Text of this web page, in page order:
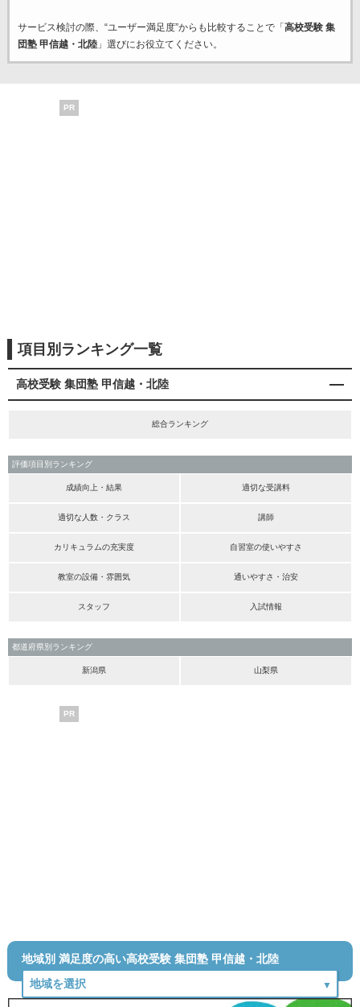
サービス検討の際、“ユーザー満足度”からも比較することで「 高校受験 集
団塾 甲信越・北陸」選びにお役立てください。
PR
項目別ランキング一覧
高校受験 集団塾 甲信越・北陸
総合ランキング
評価項目別ランキング
成績向上・結果 適切な受講料
適切な人数・クラス 講師
カリキュラムの充実度 自習室の使いやすさ
教室の設備・雰囲気 通いやすさ・治安
スタッフ 入試情報
都道府県別ランキング
新潟県 山梨県
PR
地域別 満足度の高い高校受験 集団塾 甲信越・北陸